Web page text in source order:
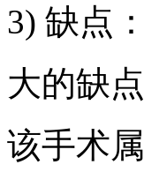
3) 缺点：
大的缺
该手术